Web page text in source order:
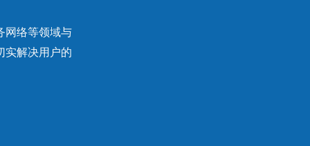
网络等领域与
实解决用户的